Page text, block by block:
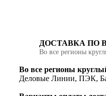
ДОСТАВКА ПО
Во все регионы
Во все регионы
Деловые Линии, ПЭК,